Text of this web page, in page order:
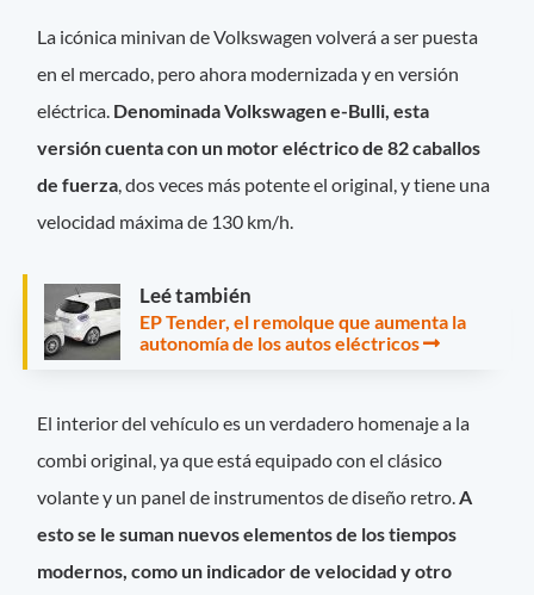
La icónica minivan de Volkswagen volverá a ser puesta
en el mercado, pero ahora modernizada y en versión
eléctrica. Denominada Volkswagen e-Bulli, esta
versión cuenta con un motor eléctrico de 82 caballos
de fuerza , dos veces más potente el original, y tiene una
velocidad máxima de 130 km/h.
Leé también
EP Tender, el remolque que aumenta la
autonomía de los autos eléctricos
El interior del vehículo es un verdadero homenaje a la
combi original, ya que está equipado con el clásico
volante y un panel de instrumentos de diseño retro.A
esto se le suman nuevos elementos de los tiempos
modernos, como un indicador de velocidad y otro